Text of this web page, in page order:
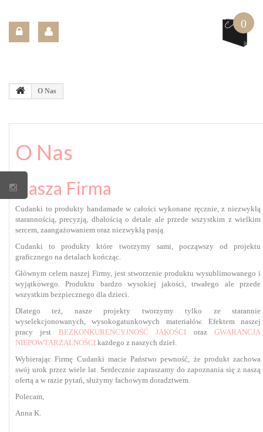
0
O Nas
O Nas
Nasza Firma
Cudanki to produkty handamade w całości wykonane ręcznie, z niezwykłą
starannością, precyzją, dbałością o detale ale przede wszystkim z wielkim
sercem, zaangażowaniem oraz niezwykłą pasją.
Cudanki to produkty które tworzymy sami, począwszy od projektu
graficznego na detalach kończąc.
Głównym celem naszej Firmy, jest stworzenie produktu wysublimowanego i
wyjątkowego. Produktu bardzo wysokiej jakości,trwałego ale przede
wszystkim bezpiecznego dla dzieci.
Dlatego też, nasze projekty tworzymy tylko ze starannie
wyselekcjonowanych, wysokogatunkowych materiałów. Efektem naszej
pracy jest BEZKONKURENCYJNOŚĆ JAKOŚCI orazGWARANCJA
NIEPOWTARZALNOŚCI każdego z naszych dzieł.
Wybierając Firmę Cudanki macie Państwo pewność, że produkt zachowa
swój urok przez wiele lat. Serdecznie zapraszamy do zapoznania się z naszą
ofertą a w razie pytań, służymy fachowym doradztwem.
Polecam,
Anna K.